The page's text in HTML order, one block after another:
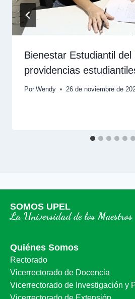
Bienestar Estudiantil
providencias
Por Wendy 26 de noviembre de
SOMOS UPEL
La Universidad de los Maestros
Quiénes Somos
Rectorado
Vicerrectorado de Docencia
Vicerrectorado de Investigación y